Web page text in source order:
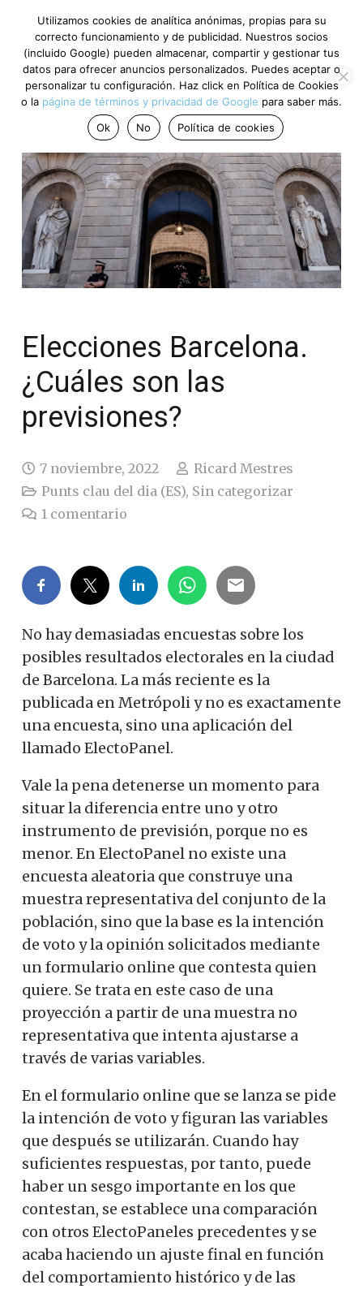
Elecciones Barcelona.
¿Cuáles son las
previsiones?
7 noviembre, 2022
Ricard Mestres
Punts clau del dia (ES), Sin categorizar
1 comentario
No hay demasiadas encuestas sobre los
posibles resultados electorales en la ciudad
de Barcelona. La más reciente es la
publicada en Metrópoli y no es exactamente
una encuesta, sino una aplicación del
llamado ElectoPanel.
Vale la pena detenerse un momento para
situar la diferencia entre uno y otro
instrumento de previsión, porque no es
menor. En ElectoPanel no existe una
encuesta aleatoria que construye una
muestra representativa del conjunto de la
población, sino que la base es la intención
de voto y la opinión solicitados mediante
un formulario online que contesta quien
quiere. Se trata en este caso de una
proyección a partir de una muestra no
representativa que intenta ajustarse a
través de varias variables.
En el formulario online que se lanza se pide
la intención de voto y figuran las variables
que después se utilizarán. Cuando hay
suficientes respuestas, por tanto, puede
haber un sesgo importante en los que
contestan, se establece una comparación
con otros ElectoPaneles precedentes y se
acaba haciendo un ajuste final en función
del comportamiento histórico y de las
Utilizamos cookies de analítica anónimas, propias para su
correcto funcionamiento y de publicidad. Nuestros socios
(incluido Google) pueden almacenar, compartir y gestionar tus
datos para ofrecer anuncios personalizados. Puedes aceptar o
personalizar tu configuración. Haz click en Política de Cookies
o la página de términos y privacidad de Google para saber más.
Ok
No Política de cookies